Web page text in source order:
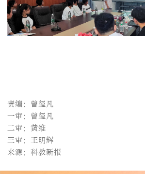
责编：曾玺凡
一审：曾玺凡
二审：黄维
三审：王明辉
来源：科教新报